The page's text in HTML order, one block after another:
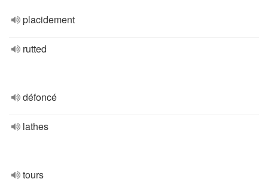
placidement
rutted
défoncé
lathes
tours